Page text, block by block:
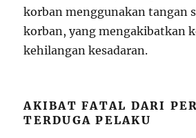
korban menggunakan tangan
korban, yang mengakibatkan
kehilangan kesadaran.
AKIBAT FATAL DARI
TERDUGA PELAKU